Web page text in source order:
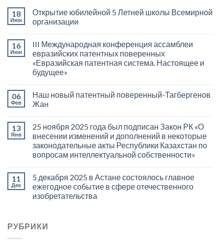
18
Июн
Открытие юбилейной 5 Летней школы Всемирной
организации
16
Июн
III Международная конференция ассамблеи
евразийских патентных поверенных
«Евразийская патентная система. Настоящее и
будущее»
06
Фев
Наш новый патентный поверенный-Тагбергенов
Жан
13
Янв
25 ноября 2025 года был подписан Закон РК «О
внесении изменений и дополнений в некоторые
законодательные акты Республики Казахстан по
вопросам интеллектуальной собственности»
11
Дек
5 декабря 2025 в Астане состоялось главное
ежегодное событие в сфере отечественного
изобретательства
РУБРИКИ